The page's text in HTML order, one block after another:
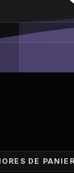
DE